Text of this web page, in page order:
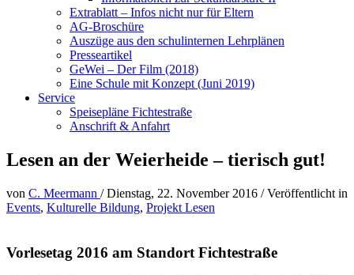
Extrablatt – Infos nicht nur für Eltern
AG-Broschüre
Auszüge aus den schulinternen Lehrplänen
Presseartikel
GeWei – Der Film (2018)
Eine Schule mit Konzept (Juni 2019)
Service
Speisepläne Fichtestraße
Anschrift & Anfahrt
Lesen an der Weierheide – tierisch gut!
von C. Meermann /Dienstag, 22. November 2016 /Veröffentlicht in
Events, Kulturelle Bildung, Projekt Lesen
Vorlesetag 2016 am Standort Fichtestraße